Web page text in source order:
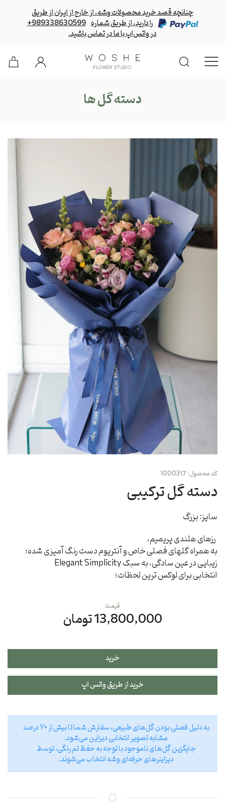
چنانچه قصد خرید محصولات وشه، از خارج از ایران از طریق
را دارید، از طریق شماره +989338630599
در واتس‌اپ با ما در تماس باشید.
دسته گل ها
کد محصول:1000317
دسته گل ترکیبی
سایز: بزرگ
رزهای هلندی پریمیم،
به همراه گلهای فصلی خاص و آنتریوم دست رنگ آمیزی شده؛
زیبایی در عین سادگی، به سبک Elegant Simplicity
انتخابی برای لوکس ترین لحظات؛
قیمت
13,800,000 تومان
خرید
خرید از طریق واتس اپ
به دلیل فصلی بودن گل‌های طبیعی، سفارش شما تا بیش از ۷۰ درصد
مشابه تصویر انتخابی دیزاین می‌شود.
جایگزین گل‌های ناموجود با توجه به حفظ تم رنگی، توسط
دیزاینر‌های حرفه‌ای وشه انتخاب می‌شوند.